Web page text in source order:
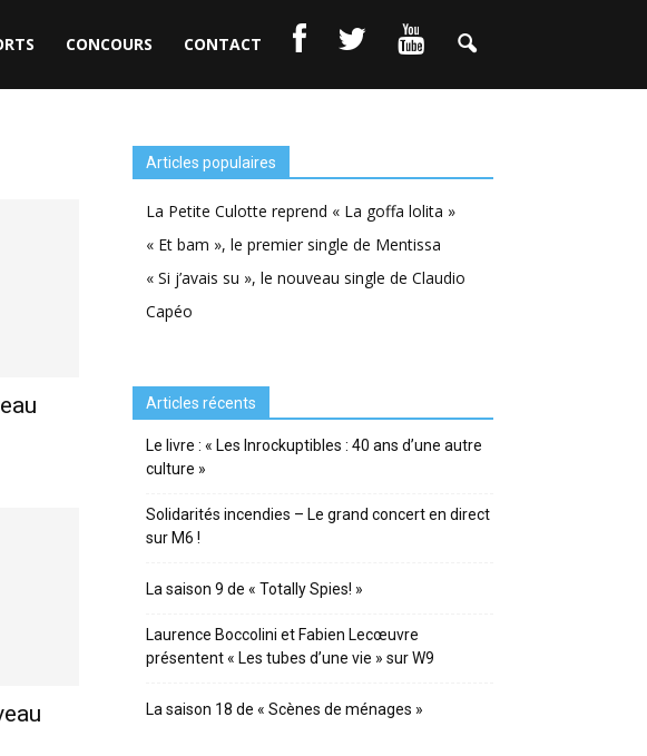
CONCOURS CONTACT
Articles populaires
La Petite Culotte reprend « La goffa lolita »
« Et bam », le premier single de Mentissa
« Si j’avais su », le nouveau single de Claudio
Capéo
Articles récents
Le livre : « Les Inrockuptibles : 40 ans d’une autre
culture »
Solidarités incendies – Le grand concert en direct
sur M6 !
La saison 9 de « Totally Spies! »
Laurence Boccolini et Fabien Lecœuvre
présentent « Les tubes d’une vie » sur W9
La saison 18 de « Scènes de ménages »